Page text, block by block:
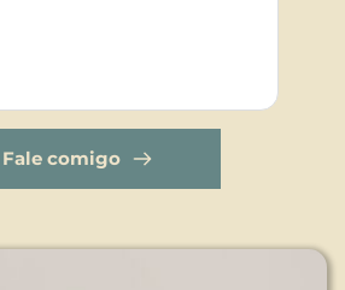
Fale comigo